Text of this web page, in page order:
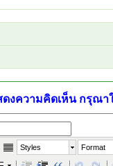
ดงความคิดเห็น กรุณ
Styles Format